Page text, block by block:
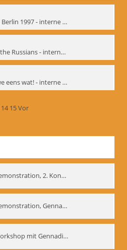
Mann ist Mann, Berlin 1997 - interne Signatur: BM-prt-66
Reconstructing the Russians - interne Signatur: BM-prt-70b
Eindelijk leren we eens wat! - interne Signatur: BM-prt-86
14 15Vor
Biomechanik-Demonstration, 2. Kongress der EMF, Mai 1995
Biomechanik-Demonstration, Gennadij Bogdanow im Berliner Ensemble, 04.10.1991
Biomechanik-Workshop mit Gennadij Nikolajewitsch Bogdanow im Mime Centrum Berlin, 1991